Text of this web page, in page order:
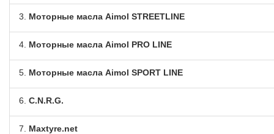
3. Моторные масла Aimol STREETLINE
4. Моторные масла Aimol PRO LINE
5. Моторные масла Aimol SPORT LINE
6. C.N.R.G.
7. Maxtyre.net